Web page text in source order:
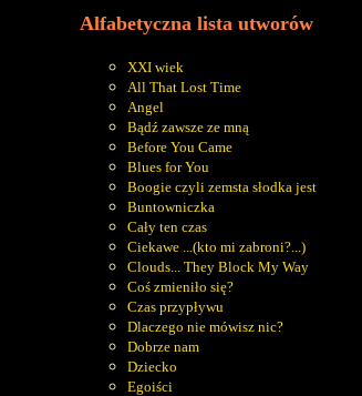
Alfabetyczna lista utworów
XXI wiek
All That Lost Time
Angel
Bądź zawsze ze mną
Before You Came
Blues for You
Boogie czyli zemsta słodka jest
Buntowniczka
Cały ten czas
Ciekawe ...(kto mi zabroni?...)
Clouds... They Block My Way
Coś zmieniło się?
Czas przypływu
Dlaczego nie mówisz nic?
Dobrze nam
Dziecko
Egoiści